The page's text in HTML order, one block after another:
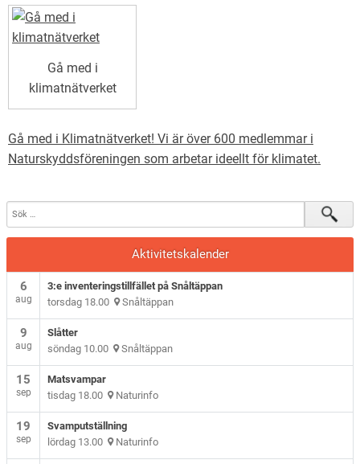
Gå med i
klimatnätverket
Gå med i Klimatnätverket! Vi är över 600 medlemmar i
Naturskyddsföreningen som arbetar ideellt för klimatet.
Aktivitetskalender
6
aug
3:e inventeringstillfället på Snåltäppan
torsdag 18.00 Snåltäppan
9
aug
Slåtter
söndag 10.00 Snåltäppan
15
sep
Matsvampar
tisdag 18.00 Naturinfo
19
sep
Svamputställning
lördag 13.00 Naturinfo